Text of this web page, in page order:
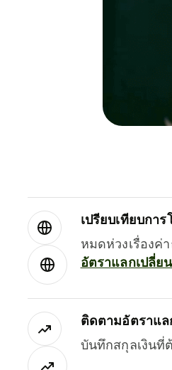
เปรียบเทียบกา
หมดห่วงเรื่องค่
อัตราแลกเปลี่ย
ติดตามอัตราแล
บันทึกสกุลเงินที่